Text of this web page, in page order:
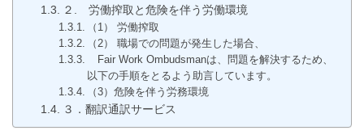
２. 労働搾取と危険を伴う労働環境
（1） 労働搾取
（2） 職場での問題が発生した場合、
Fair Work Ombudsmanは、問題を解決するため、
以下の手順をとるよう助言しています。
（3）危険を伴う労務環境
３．翻訳通訳サービス